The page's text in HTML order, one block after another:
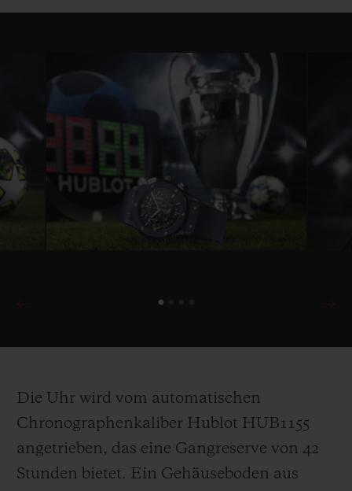
schweben. Unter dem bei 3 Uhr
angebrachten Zähler für die laufenden
Sekunden wird das Design mit dem
Sternmotiv des UEFA Champions League-
Logos abgerundet.
Die Uhr wird vom automatischen
Chronographenkaliber Hublot HUB1155
angetrieben, das eine Gangreserve von 42
Stunden bietet. Ein Gehäuseboden aus